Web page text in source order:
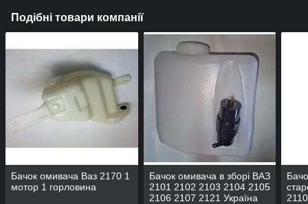
Подібні товари компанії
Бачок омивача Ваз 2170 1
мотор 1 горловина
Бачок омивача в зборі ВАЗ
2101 2102 2103 2104 2105
2106 2107 2121 Україна